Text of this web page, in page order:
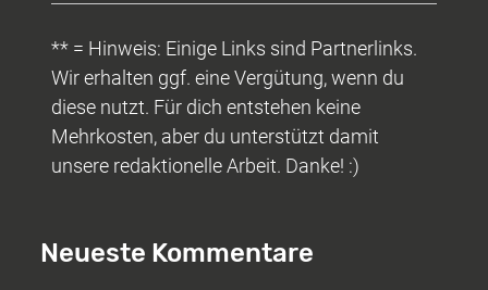
** = Hinweis: Einige Links sind Partnerlinks.
Wir erhalten ggf. eine Vergütung, wenn du
diese nutzt. Für dich entstehen keine
Mehrkosten, aber du unterstützt damit
unsere redaktionelle Arbeit. Danke! :)
Neueste Kommentare